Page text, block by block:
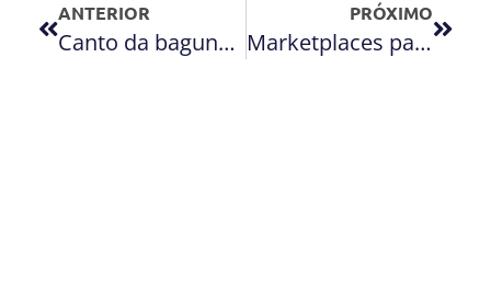
ANTERIOR
Canto da bagunça em casa? Você não precisa ter isso!
PRÓXIMO
Marketplaces para sua empresa: monte estoque e forneça nos principais sites do mercado